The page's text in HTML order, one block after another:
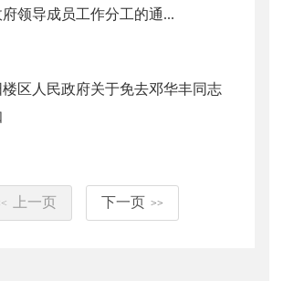
领导成员工作分工的通...
区人民政府关于免去邓华丰同志
上一页 下一页 >>